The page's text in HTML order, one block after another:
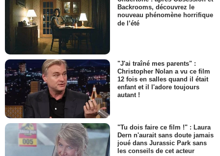
Backrooms, découvrez le
nouveau phénomène horrifique
de l’été
"J'ai traîné mes parents" :
Christopher Nolan a vu ce film
12 fois en salles quand il était
enfant et il l'adore toujours
autant !
"Tu dois faire ce film !" : Laura
Dern n'aurait sans doute jamais
joué dans Jurassic Park sans
les conseils de cet acteur